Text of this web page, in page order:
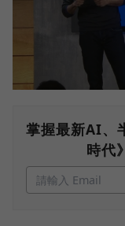
掌握最新AI、
時代